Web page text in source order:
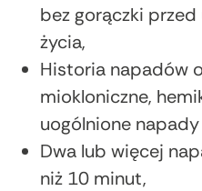
bez gorączki
życia,
Historia napadów
miokloniczne,
uogólnione
Dwa lub więcej
niż 10 minut,